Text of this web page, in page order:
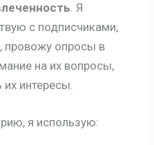
. Я
с подписчиками,
провожу опросы в
на их вопросы,
интересы.
я использую: